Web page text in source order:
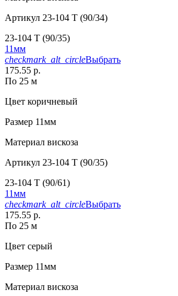
Артикул 23-104 T (90/34)
23-104 T (90/35)
11мм
checkmark_alt_circleВыбрать
175.55 р.
По 25 м
Цвет коричневый
Размер 11мм
Материал вискоза
Артикул 23-104 T (90/35)
23-104 T (90/61)
11мм
checkmark_alt_circleВыбрать
175.55 р.
По 25 м
Цвет серый
Размер 11мм
Материал вискоза